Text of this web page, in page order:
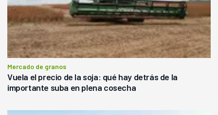
Mercado de granos
Vuela el precio de la soja: qué hay detrás de la
importante suba en plena cosecha